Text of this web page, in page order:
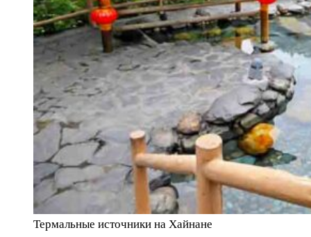
Термальные источники на Хайнане